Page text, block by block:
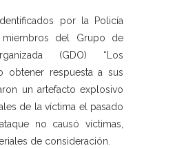
por la Policía
del Grupo de
(GDO) “Los
obtener respuesta a sus
un artefacto explosivo
de la víctima el pasado
no causó víctimas,
de consideración.